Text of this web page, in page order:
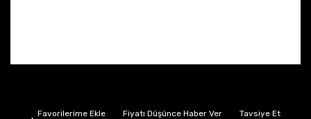
Fiyatı Düşünce Haber Ver Tavsiye Et